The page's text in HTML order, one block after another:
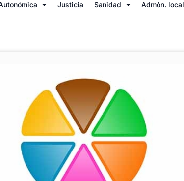
Justicia Sanidad Admón. local